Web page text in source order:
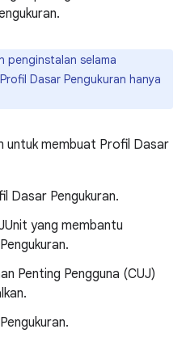
penginstalan selama
Dasar Pengukuran hanya
untuk membuat Profil Dasar
Dasar Pengukuran.
yang membantu
Penting Pengguna (CUJ)